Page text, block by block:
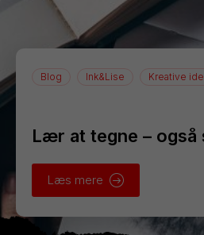
Blog Ink&Lise Kreative
Lær at tegne – også
Læs mere